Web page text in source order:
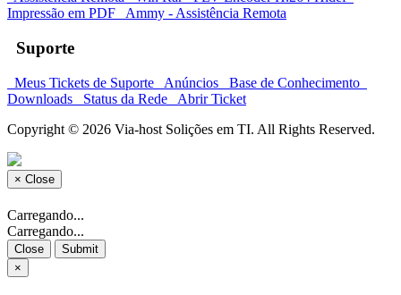
Impressão em PDF
Ammy - Assistência Remota
Suporte
Meus Tickets de Suporte Anúncios
Base de Conhecimento
Downloads
Status da Rede
Abrir Ticket
Copyright © 2026 Via-host Solições em TI. All Rights Reserved.
× Close
Carregando...
Carregando...
Close
Submit
×